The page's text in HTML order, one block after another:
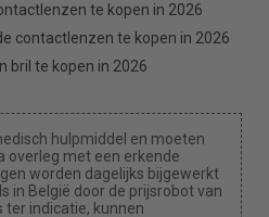
te kopen in 2026
contactlenzen te kopen in 2026
bril te kopen in 2026
hulpmiddel en moeten
overleg met een erkende
worden dagelijks bijgewerkt
in België door de prijsrobot van
ter indicatie, kunnen